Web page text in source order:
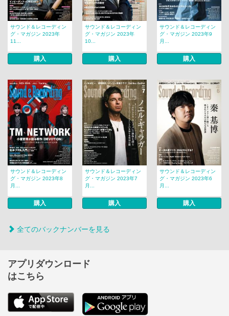
サウンド＆レコーディン
グ・マガジン 2023年
11...
購入
サウンド＆レコーディン
グ・マガジン 2023年
10...
購入
サウンド＆レコーディン
グ・マガジン 2023年9
月...
購入
サウンド＆レコーディン
グ・マガジン 2023年8
月...
購入
サウンド＆レコーディン
グ・マガジン 2023年7
月...
購入
サウンド＆レコーディン
グ・マガジン 2023年6
月...
購入
全てのバックナンバーを見る
アプリダウンロード
はこちら